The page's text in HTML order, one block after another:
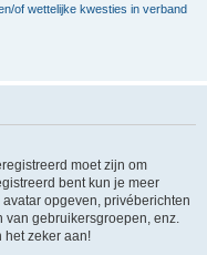
of wettelijke kwesties in verband
moet zijn om
bent kun je meer
opgeven, privéberichten
van gebruikersgroepen, enz.
het zeker aan!